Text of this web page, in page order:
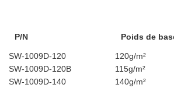
P/N Poids de
SW-1009D-120
120g/m²
SW-1009D-120B
115g/m²
SW-1009D-140
140g/m²